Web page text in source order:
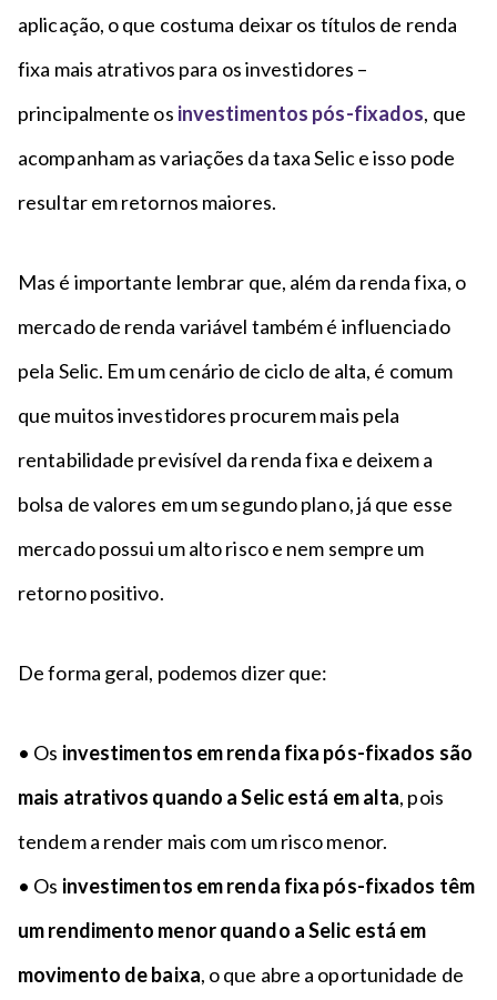
aplicação, o que costuma deixar os títulos de renda
fixa mais atrativos para os investidores –
principalmente os investimentos pós-fixados, que
acompanham as variações da taxa Selic e isso pode
resultar em retornos maiores.
Mas é importante lembrar que, além da renda fixa, o
mercado de renda variável também é influenciado
pela Selic. Em um cenário de ciclo de alta, é comum
que muitos investidores procurem mais pela
rentabilidade previsível da renda fixa e deixem a
bolsa de valores em um segundo plano, já que esse
mercado possui um alto risco e nem sempre um
retorno positivo.
De forma geral, podemos dizer que:
• Os investimentos em renda fixa pós-fixados são
mais atrativos quando a Selic está em alta, pois
tendem a render mais com um risco menor.
• Os investimentos em renda fixa pós-fixados têm
um rendimento menor quando a Selic está em
movimento de baixa, o que abre a oportunidade de